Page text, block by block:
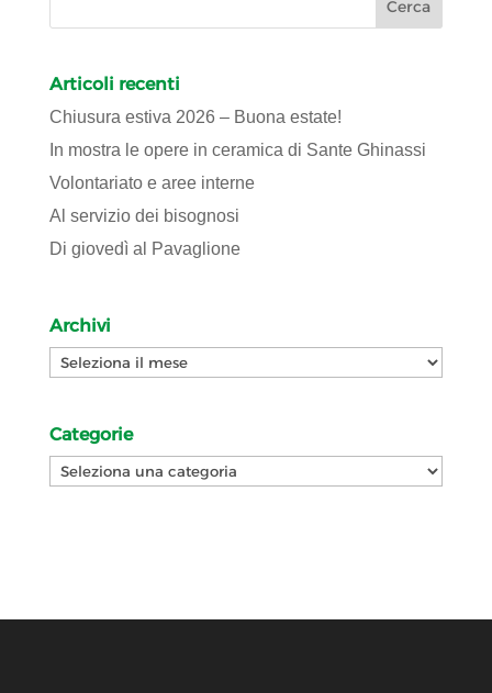
Articoli recenti
Chiusura estiva 2026 – Buona estate!
In mostra le opere in ceramica di Sante Ghinassi
Volontariato e aree interne
Al servizio dei bisognosi
Di giovedì al Pavaglione
Archivi
Archivi
Categorie
Categorie